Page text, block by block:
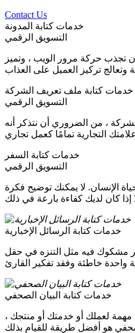
Contact Us
خدمات كتابة المدونة
التسويق الرقمي
تجذب حركة مرور الويب ، وتميز
وتعالج تركيز العميل على العذاب
خدمات كتابة ملف تعريف الشركة
التسويق الرقمي
، من الضروري أن نتذكر أنه
خدمات كتابة السفر
التسويق الرقمي
الإنسان. لا يمكنك توضيح فكرة
خدمات كتابة الرسائل الإخبارية
مشكوك فيه مثل التنزه في حقل
خدمات كتابة البيان الصحفي
لعملك أو خدمتك أو منتجك ،